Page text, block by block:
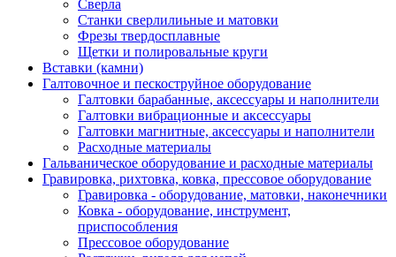
Сверла
Станки сверлилиьные и матовки
Фрезы твердосплавные
Щетки и полировальные круги
Вставки (камни)
Галтовочное и пескоструйное оборудование
Галтовки барабанные, аксессуары и наполнители
Галтовки вибрационные и аксессуары
Галтовки магнитные, аксессуары и наполнители
Расходные материалы
Гальваническое оборудование и расходные материалы
Гравировка, рихтовка, ковка, прессовое оборудование
Гравировка - оборудование, матовки, наконечники
Ковка - оборудование, инструмент,
приспособления
Прессовое оборудование